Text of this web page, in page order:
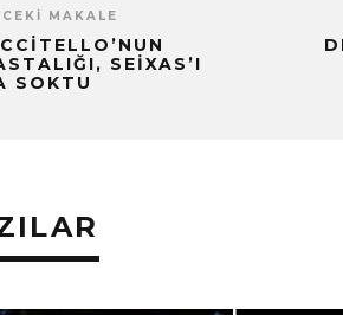
MAKALE
SEIXAS’I
SOKTU